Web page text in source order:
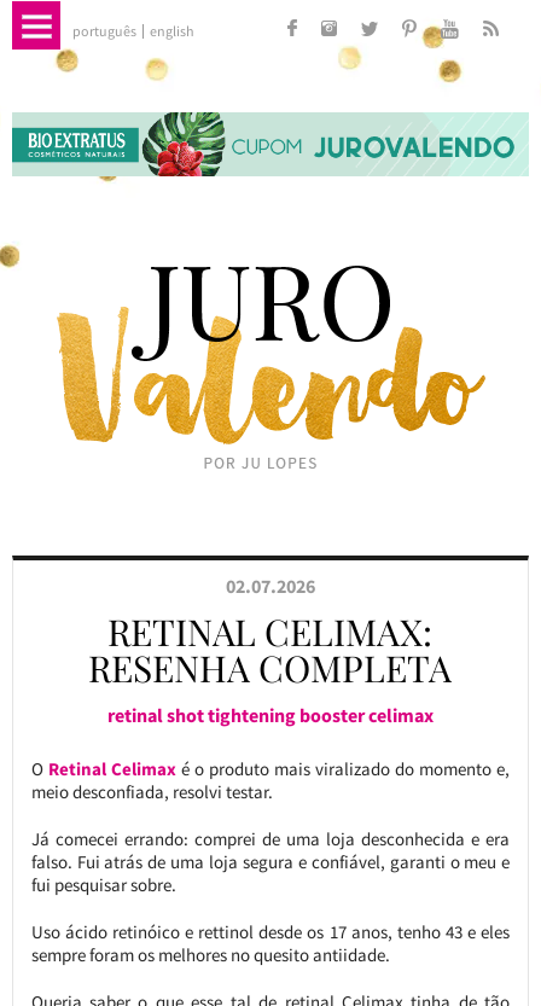
português english
02.07.2026
RETINAL CELIMAX:
RESENHA COMPLETA
retinal shot tightening booster celimax
O Retinal Celimax é o produto mais viralizado do momento e,
meio desconfiada, resolvi testar.
Já comecei errando: comprei de uma loja desconhecida e era
falso. Fui atrás de uma loja segura e confiável, garanti o meu e
fui pesquisar sobre.
Uso ácido retinóico e rettinol desde os 17 anos, tenho 43 e eles
sempre foram os melhores no quesito antiidade.